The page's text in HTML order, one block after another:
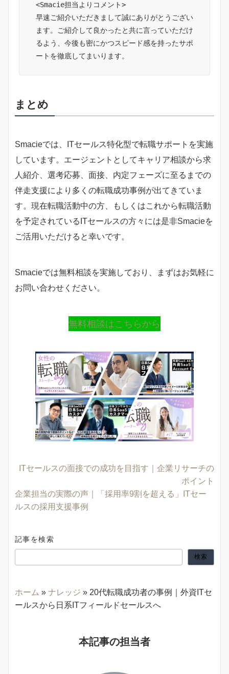
<Smacie担当よりコメント>
早速ご紹介いただきまして誠にありがとうござい
ます。ご紹介して良かったと共に言っていただけ
るよう、今後も密にかつスピード感を持ったサポ
ートを徹底してまいります。
まとめ
Smacieでは、ITセールス特化型で転職サポートを実施
しています。エージェントとしてキャリア相談から求
人紹介、選考応募、面接、内定フェーズに至るまでの
伴走支援により多くの転職成功事例が出てきていま
す。現在転職活動中の方、もしくはこれから転職活動
を予定されているITセールスの方々には是非Smacieを
ご活用いただけると幸いです。
Smacieでは無料相談を実施しており、まずはお気軽に
お問い合わせください。
無料相談はこちらから
ITセールスの面接での成功を目指す｜企業リサーチの
ポイント
企業担当の実際の声｜「採用率9割を超える」ITセー
ルスの採用支援事例
記事を検索
検索
ホーム » ナレッジ » 20代転職成功者の事例｜外資ITセ
ールスから日系ITフィールドセールスへ
本記事の担当者